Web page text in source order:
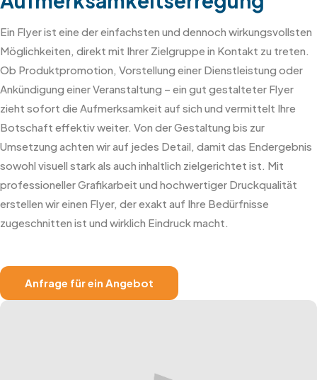
Ein Flyer ist eine der einfachsten und dennoch wirkungsvollsten
Möglichkeiten, direkt mit Ihrer Zielgruppe in Kontakt zu treten.
Ob Produktpromotion, Vorstellung einer Dienstleistung oder
Ankündigung einer Veranstaltung – ein gut gestalteter Flyer
zieht sofort die Aufmerksamkeit auf sich und vermittelt Ihre
Botschaft effektiv weiter. Von der Gestaltung bis zur
Umsetzung achten wir auf jedes Detail, damit das Endergebnis
sowohl visuell stark als auch inhaltlich zielgerichtet ist. Mit
professioneller Grafikarbeit und hochwertiger Druckqualität
erstellen wir einen Flyer, der exakt auf Ihre Bedürfnisse
zugeschnitten ist und wirklich Eindruck macht.
Anfrage für ein Angebot